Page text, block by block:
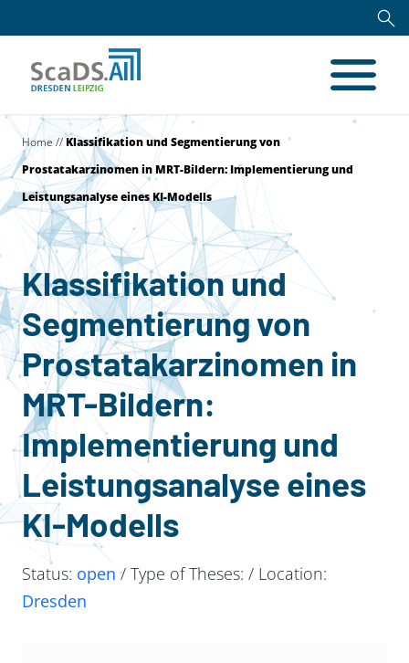
Home//Klassifikation und Segmentierung von
Prostatakarzinomen in MRT-Bildern: Implementierung und
Leistungsanalyse eines KI-Modells
Klassifikation und
Segmentierung von
Prostatakarzinomen in
MRT-Bildern:
Implementierung und
Leistungsanalyse eines
KI-Modells
Status: open / Type of Theses: / Location:
Dresden